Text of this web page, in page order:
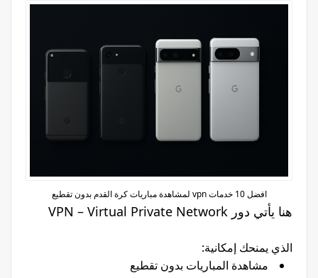
افضل 10 خدمات vpn لمشاهدة مباريات كرة القدم بدون تقطيع
هنا يأتي دور VPN – Virtual Private Network
الذي يمنحك إمكانية:
مشاهدة المباريات بدون تقطيع